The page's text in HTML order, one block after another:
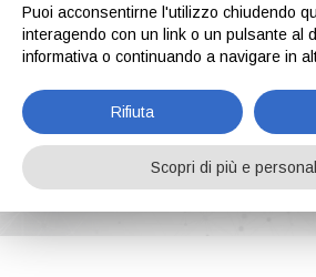
News
Home Notizie Il Consiglio australiano per la ricerca ha inaugurato il centro ricerche per la produzione avanzata con materiali 2D
Puoi acconsentirne l'utilizzo chiudendo
interagendo con un link o un pulsante al
informativa o continuando a navigare in
Rifiuta
Scopri di più e